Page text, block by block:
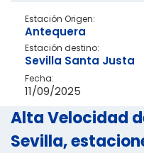
Estación Origen:
Antequera
Estación destino:
Sevilla Santa Justa
Fecha:
11/09/2025
Alta Velocidad
Sevilla,